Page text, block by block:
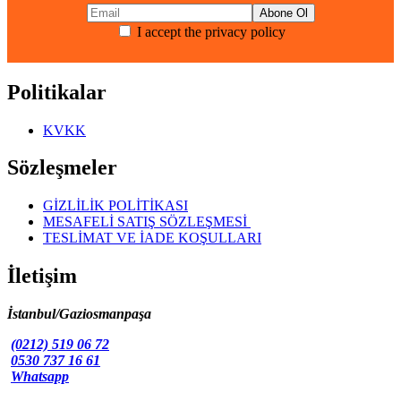
fazla
varyasyonu
sayfasından
seçilebilir
I accept the privacy policy
Politikalar
KVKK
Sözleşmeler
GİZLİLİK POLİTİKASI
MESAFELİ SATIŞ SÖZLEŞMESİ
TESLİMAT VE İADE KOŞULLARI
İletişim
İstanbul/Gaziosmanpaşa
(0212) 519 06 72
0530 737 16 61
Whatsapp